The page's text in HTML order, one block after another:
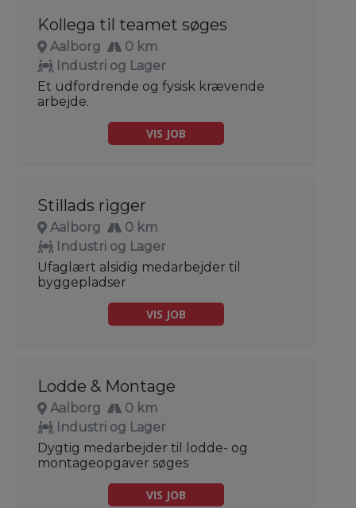
Kollega til teamet søges
Aalborg
0 km
Industri og Lager
Et udfordrende og fysisk krævende
arbejde.
VIS JOB
Stillads rigger
Aalborg
0 km
Industri og Lager
Ufaglært alsidig medarbejder til
byggepladser
VIS JOB
Lodde & Montage
Aalborg
0 km
Industri og Lager
Dygtig medarbejder til lodde- og
montageopgaver søges
VIS JOB